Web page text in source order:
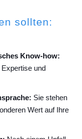
sollten:
Know-how:
und
Sie stehen
Wert auf Ihre